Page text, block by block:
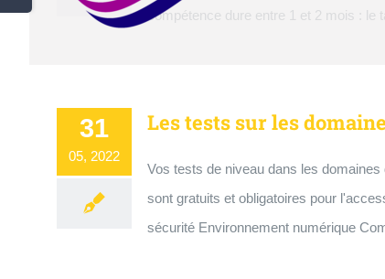
compétence dure entre 1 et 2 mois : le
31
05, 2022
Les tests sur les
Vos tests de niveau dans les
sont gratuits et obligatoires pour
sécurité Environnement numérique
de